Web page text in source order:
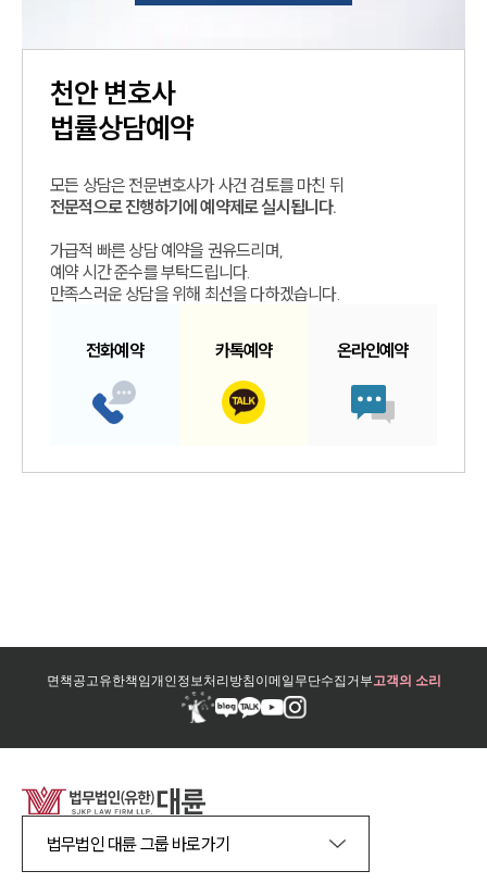
천안변호사
법률상담예약
모든 상담은 전문변호사가 사건 검토를 마친 뒤
전문적으로 진행하기에 예약제로 실시됩니다.
가급적 빠른 상담 예약을 권유드리며,
예약 시간 준수를 부탁드립니다.
만족스러운 상담을 위해 최선을 다하겠습니다.
전화예약 카톡예약 온라인예약
면책공고유한책임개인정보처리방침이메일무단수집거부고객의 소리
법무법인 대륜 그룹 바로가기